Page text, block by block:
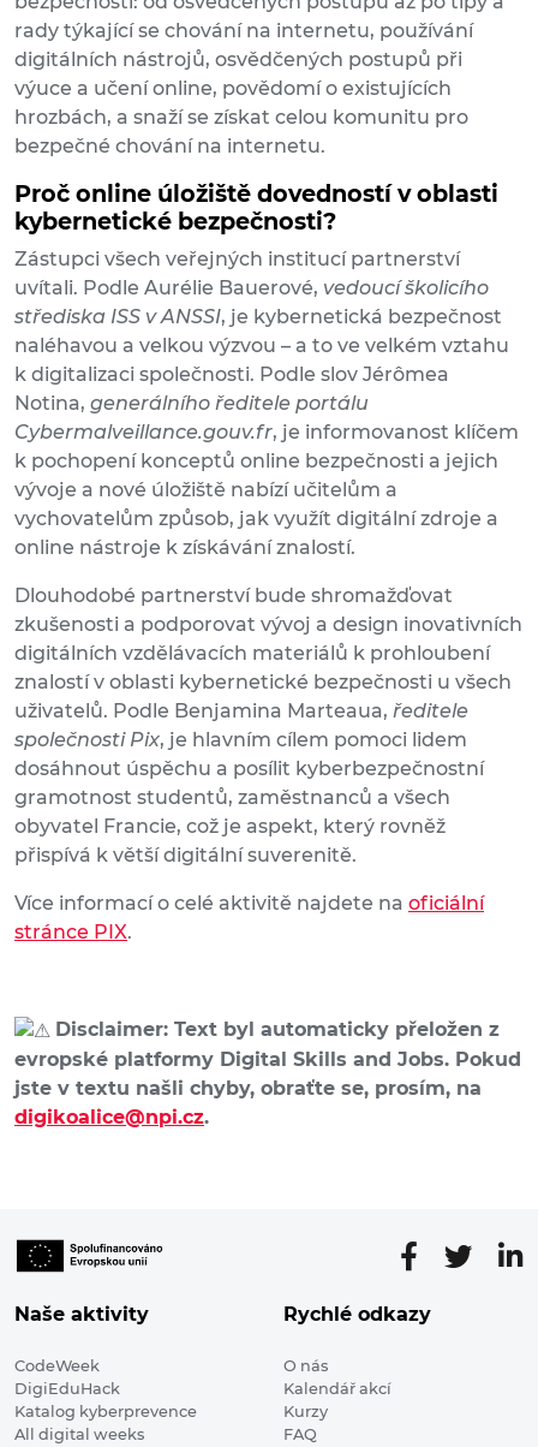
rady týkající se chování na internetu, používání
digitálních nástrojů, osvědčených postupů při
výuce a učení online, povědomí o existujících
hrozbách, a snaží se získat celou komunitu pro
bezpečné chování na internetu.
Proč online úložiště dovedností v oblasti
kybernetické bezpečnosti?
Zástupci všech veřejných institucí partnerství
uvítali. Podle Aurélie Bauerové, vedoucí školicího
střediska ISS v ANSSI, je kybernetická bezpečnost
naléhavou a velkou výzvou – a to ve velkém vztahu
k digitalizaci společnosti. Podle slov Jérômea
Notina, generálního ředitele portálu
Cybermalveillance.gouv.fr, je informovanost klíčem
k pochopení konceptů online bezpečnosti a jejich
vývoje a nové úložiště nabízí učitelům a
vychovatelům způsob, jak využít digitální zdroje a
online nástroje k získávání znalostí.
Dlouhodobé partnerství bude shromažďovat
zkušenosti a podporovat vývoj a design inovativních
digitálních vzdělávacích materiálů k prohloubení
znalostí v oblasti kybernetické bezpečnosti u všech
uživatelů. Podle Benjamina Marteaua, ředitele
společnosti Pix, je hlavním cílem pomoci lidem
dosáhnout úspěchu a posílit kyberbezpečnostní
gramotnost studentů, zaměstnanců a všech
obyvatel Francie, což je aspekt, který rovněž
přispívá k větší digitální suverenitě.
Více informací o celé aktivitě najdete na oficiální
stránce PIX.
Disclaimer: Text byl automaticky přeložen z
evropské platformy Digital Skills and Jobs. Pokud
jste v textu našli chyby, obraťte se, prosím, na
digikoalice@npi.cz.
Naše aktivity
CodeWeek
DigiEduHack
Katalog kyberprevence
All digital weeks
Rychlé odkazy
O nás
Kalendář akcí
Kurzy
FAQ